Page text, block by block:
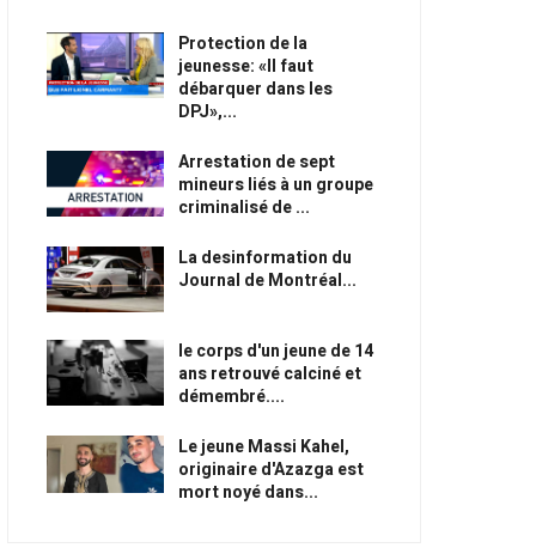
Protection de la
jeunesse: «Il faut
débarquer dans les
DPJ»,...
Arrestation de sept
mineurs liés à un groupe
criminalisé de ...
La desinformation du
Journal de Montréal...
le corps d'un jeune de 14
ans retrouvé calciné et
démembré....
Le jeune Massi Kahel,
originaire d'Azazga est
mort noyé dans...